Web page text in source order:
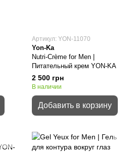
Артикул: YON-11070
Yon-Ka
Nutri-Crème for Men |
Питательный крем YON-KA
2 500 грн
В наличии
Добавить в корзину